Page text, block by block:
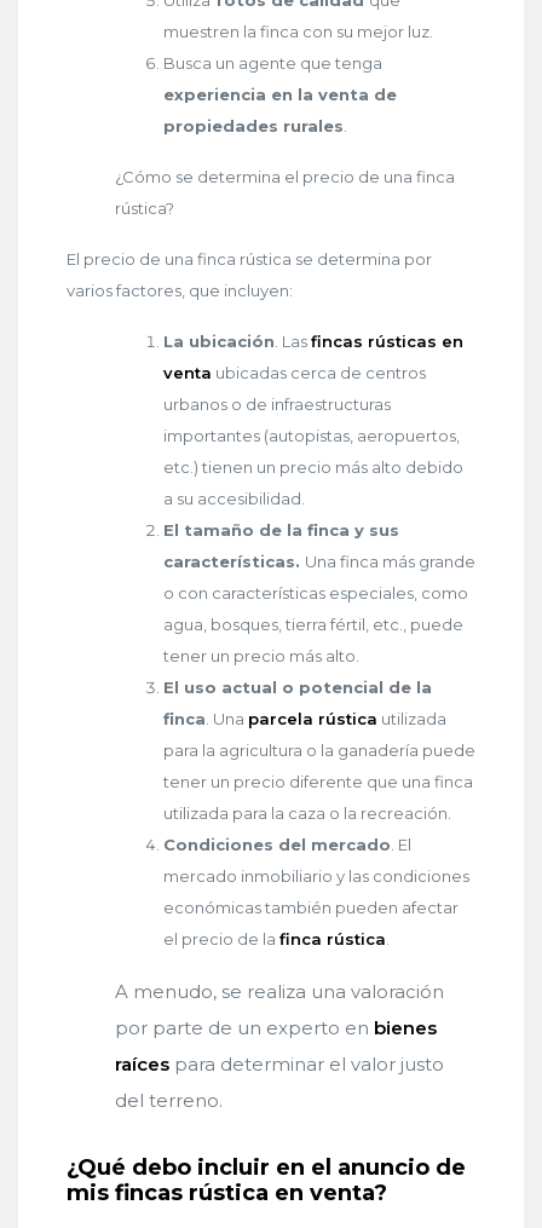
muestren la finca con su mejor luz.
Busca un agente que tenga
experiencia en la venta de
propiedades rurales
¿Cómo se determina el precio de una finca
rústica?
El precio de una finca rústica se determina por
varios factores, que incluyen:
La ubicación . Lasfincas rústicas en
venta ubicadas cerca de centros
urbanos o de infraestructuras
importantes (autopistas, aeropuertos,
etc.) tienen un precio más alto debido
a su accesibilidad.
El tamaño de la finca y sus
características. Una finca más grande
o con características especiales, como
agua, bosques, tierra fértil, etc., puede
tener un precio más alto.
El uso actual o potencial de la
finca . Una parcela rústica utilizada
para la agricultura o la ganadería puede
tener un precio diferente que una finca
utilizada para la caza o la recreación.
Condiciones del mercado . El
mercado inmobiliario y las condiciones
económicas también pueden afectar
el precio de la finca rústica
A menudo, se realiza una valoración
por parte de un experto en bienes
raíces para determinar el valor justo
del terreno.
¿Qué debo incluir en el anuncio de
mis fincas rústica en venta?